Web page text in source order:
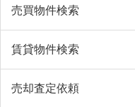
売買物件検索
賃貸物件検索
売却査定依頼